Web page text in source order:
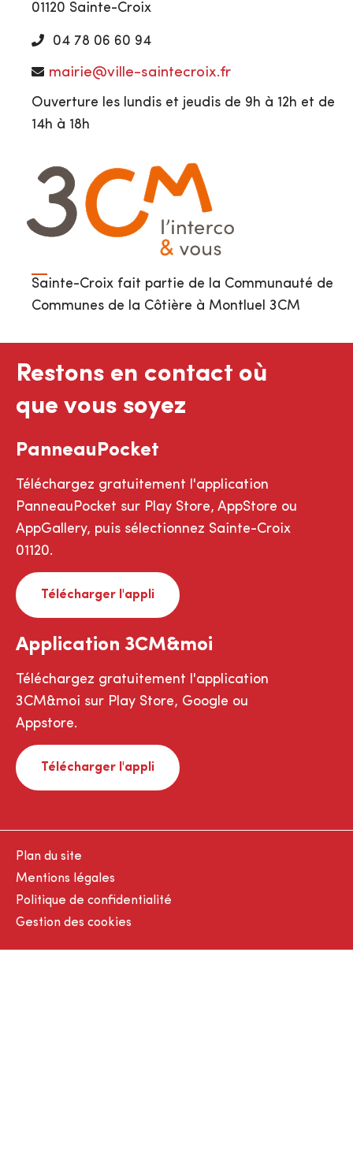
01120 Sainte-Croix
04 78 06 60 94
mairie@ville-saintecroix.fr
Ouverture les lundis et jeudis de 9h à 12h et de
14h à 18h
Sainte-Croix fait partie de la Communauté de
Communes de la Côtière à Montluel 3CM
Restons en contact où
que vous soyez
PanneauPocket
Téléchargez gratuitement l'application
PanneauPocket sur Play Store, AppStore ou
AppGallery, puis sélectionnez Sainte-Croix
01120.
Télécharger l'appli
Application 3CM&moi
Téléchargez gratuitement l'application
3CM&moi sur Play Store, Google ou
Appstore.
Télécharger l'appli
Plan du site
Mentions légales
Politique de confidentialité
Gestion des cookies